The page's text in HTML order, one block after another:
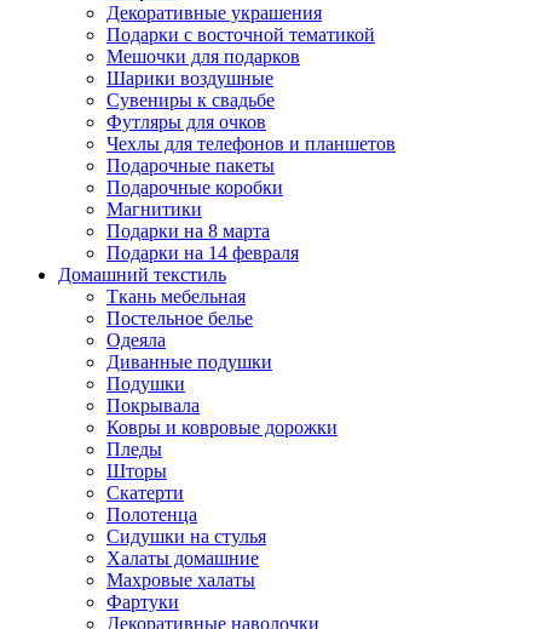
Декоративные украшения
Подарки с восточной тематикой
Мешочки для подарков
Шарики воздушные
Сувениры к свадьбе
Футляры для очков
Чехлы для телефонов и планшетов
Подарочные пакеты
Подарочные коробки
Магнитики
Подарки на 8 марта
Подарки на 14 февраля
Домашний текстиль
Ткань мебельная
Постельное белье
Одеяла
Диванные подушки
Подушки
Покрывала
Ковры и ковровые дорожки
Пледы
Шторы
Скатерти
Полотенца
Сидушки на стулья
Халаты домашние
Махровые халаты
Фартуки
Декоративные наволочки